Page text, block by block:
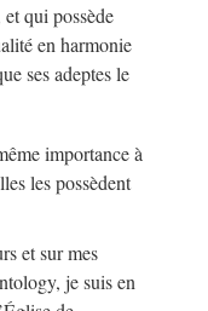
et qui possède
en harmonie
ses adeptes le
importance à
les possèdent
et sur mes
je suis en